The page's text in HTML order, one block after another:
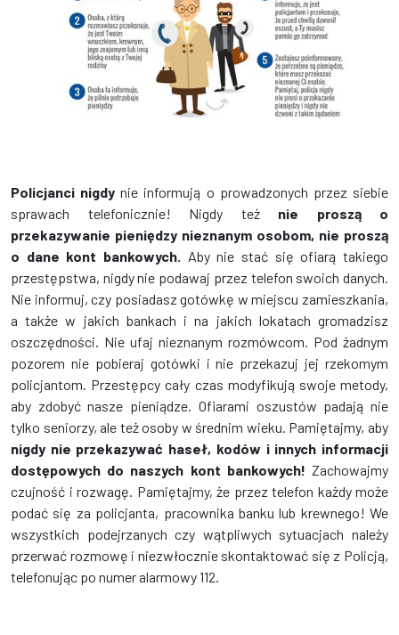
Policjanci nigdy nie informują o prowadzonych przez siebie
sprawach telefonicznie! Nigdy też nie proszą o
przekazywanie pieniędzy nieznanym osobom, nie proszą
o dane kont bankowych. Aby nie stać się ofiarą takiego
przestępstwa, nigdy nie podawaj przez telefon swoich danych.
Nie informuj, czy posiadasz gotówkę w miejscu zamieszkania,
a także w jakich bankach i na jakich lokatach gromadzisz
oszczędności. Nie ufaj nieznanym rozmówcom. Pod żadnym
pozorem nie pobieraj gotówki i nie przekazuj jej rzekomym
policjantom. Przestępcy cały czas modyfikują swoje metody,
aby zdobyć nasze pieniądze. Ofiarami oszustów padają nie
tylko seniorzy, ale też osoby w średnim wieku. Pamiętajmy, aby
nigdy nie przekazywać haseł, kodów i innych informacji
dostępowych do naszych kont bankowych! Zachowajmy
czujność i rozwagę. Pamiętajmy, że przez telefon każdy może
podać się za policjanta, pracownika banku lub krewnego! We
wszystkich podejrzanych czy wątpliwych sytuacjach należy
przerwać rozmowę i niezwłocznie skontaktować się z Policją,
telefonując po numer alarmowy 112.